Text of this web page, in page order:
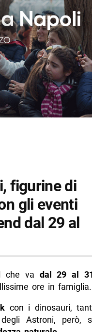
figurine di
gli eventi
dal 29 al
che va dal 29 al 31
ore in famiglia.
con i dinosauri,
Astroni, però,